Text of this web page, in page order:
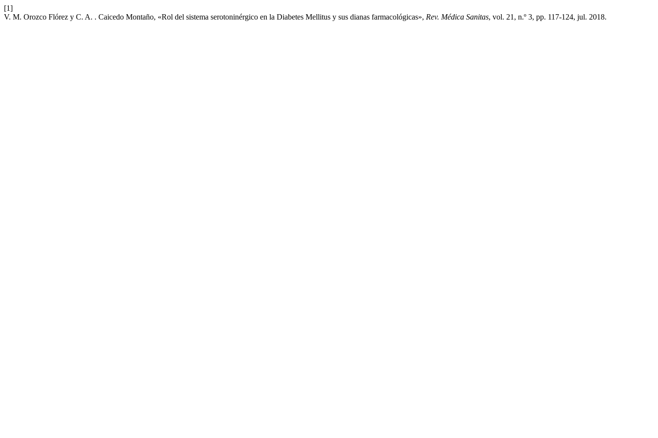
[1]
V. M. Orozco Flórez y C. A. . Caicedo Montaño, «Rol del sistema serotoninérgico en la Diabetes Mellitus y sus dianas farmacológicas», Rev. Médica Sanitas, vol. 21, n.º 3, pp. 117-124, jul. 2018.